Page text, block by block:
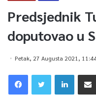
Predsjednik
doputovao u
Petak, 27 Augusta 2021,